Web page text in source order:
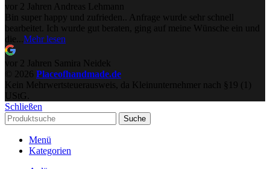
vor 2 Jahren Andreas Lehmann
Bin super happy und zufrieden.. Anfrage wurde sehr schnell
bearbeitet. Ich wurde gut beraten, ging auf meine Wünsche ein und
die... Mehr lesen
vor 2 Jahren Samira Neidek
© 2026 Placeofhandmade.de
Kein Mehrwertsteuerausweis, da Kleinunternehmer nach §19 (1)
UStG.
Schließen
Suche
Menü
Kategorien